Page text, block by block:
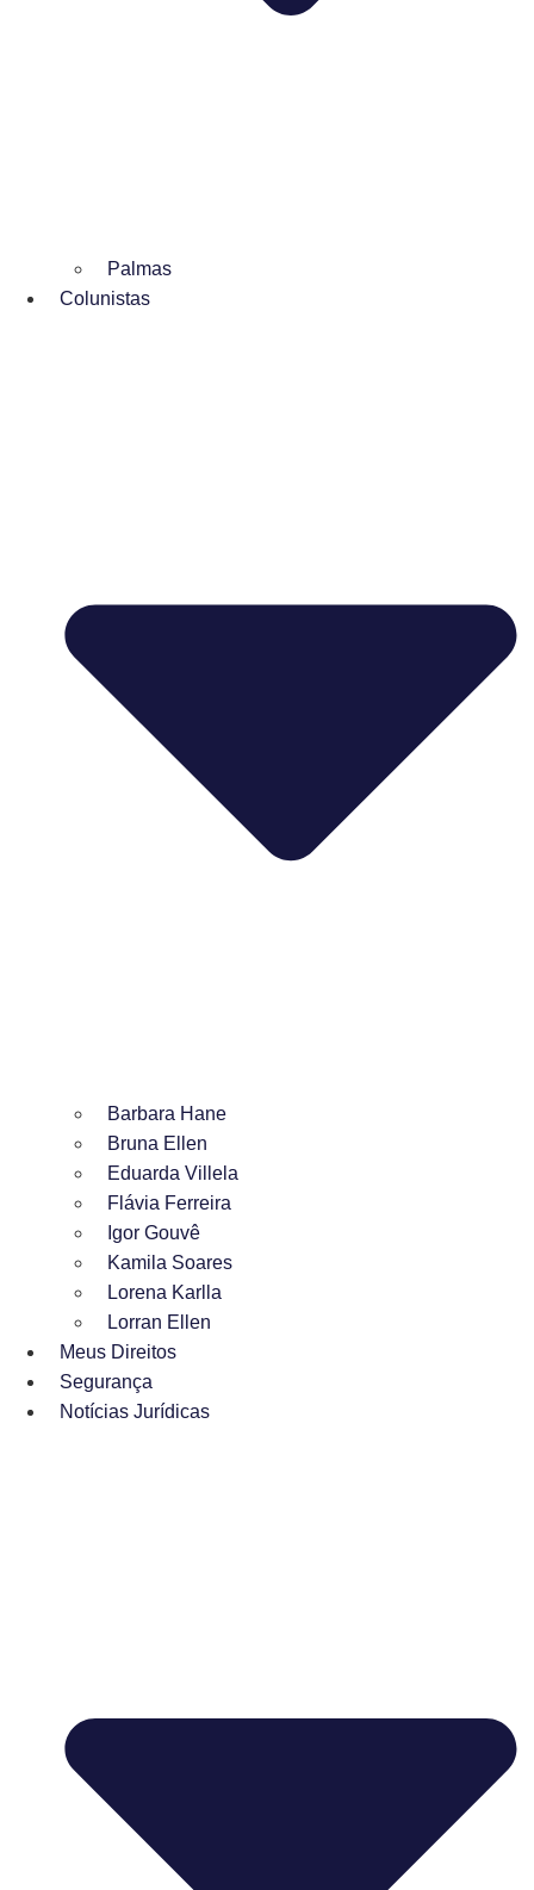
Palmas
Colunistas
Barbara Hane
Bruna Ellen
Eduarda Villela
Flávia Ferreira
Igor Gouvê
Kamila Soares
Lorena Karlla
Lorran Ellen
Meus Direitos
Segurança
Notícias Jurídicas